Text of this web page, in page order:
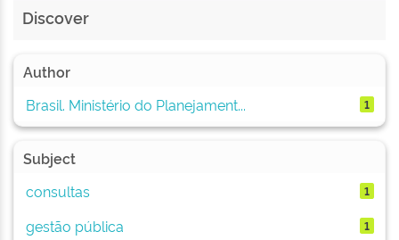
Discover
Author
Brasil. Ministério do Planejament...
1
Subject
consultas
1
gestão pública 1